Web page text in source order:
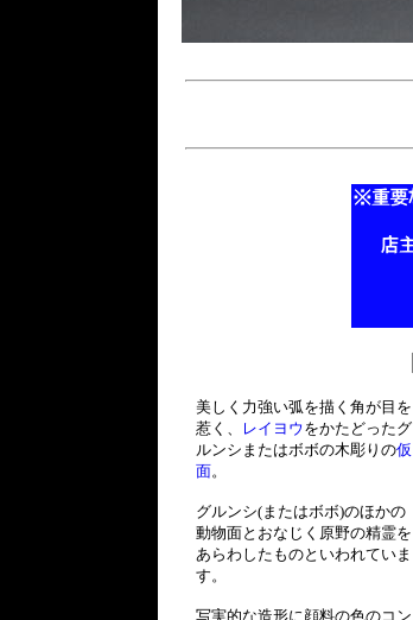
美しく力強い弧を描く角が目を
惹く、
レイヨウ をかたどったグ
ルンシまたはボボの木彫りの仮
面。
グルンシ(またはボボ)のほかの
動物面とおなじく原野の精霊を
あらわしたものといわれていま
す。
写実的な造形に顔料の色のコン